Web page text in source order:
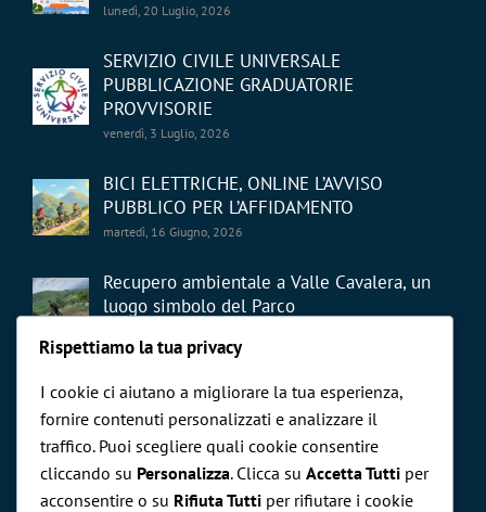
lunedì, 20 Luglio, 2026
SERVIZIO CIVILE UNIVERSALE
PUBBLICAZIONE GRADUATORIE
PROVVISORIE
venerdì, 3 Luglio, 2026
BICI ELETTRICHE, ONLINE L’AVVISO
PUBBLICO PER L’AFFIDAMENTO
martedì, 16 Giugno, 2026
Recupero ambientale a Valle Cavalera, un
luogo simbolo del Parco
CERCA NEL SITO
Rispettiamo la tua privacy
I cookie ci aiutano a migliorare la tua esperienza,
fornire contenuti personalizzati e analizzare il
traffico. Puoi scegliere quali cookie consentire
cliccando su Personalizza. Clicca su Accetta Tutti per
acconsentire o su Rifiuta Tutti per rifiutare i cookie